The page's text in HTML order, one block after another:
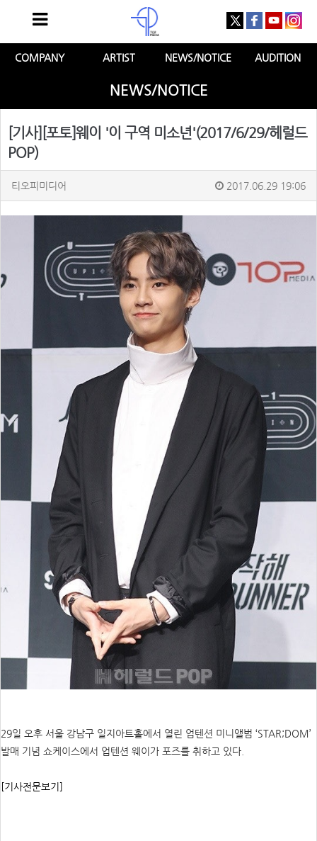
COMPANY ARTIST NEWS/NOTICE AUDITION
NEWS/NOTICE
[기사][포토]웨이 '이 구역 미소년'(2017/6/29/헤럴드
POP)
티오피미디어 2017.06.29 19:06
29일 오후 서울 강남구 일지아트홀에서 열린 업텐션 미니앨범 ‘STAR;DOM’
발매 기념 쇼케이스에서 업텐션 웨이가 포즈를 취하고 있다.
[기사전문보기]